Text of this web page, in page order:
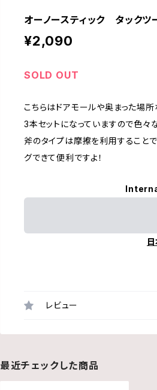
オーノースティック タックツ
¥2,090
SOLD OUT
こちらはドアモールや奥まった場
3本セットになっていますので色々
斧のタイプは摩擦を利用すること
グできて便利ですよ！
レビュー
最近チェックした商品